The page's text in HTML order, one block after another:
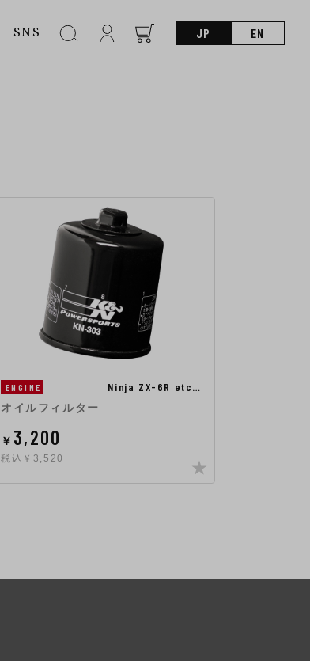
SNS JP EN
ENGINE Ninja ZX-6R etc…
オイルフィルター
￥ 3,200
税込￥3,520